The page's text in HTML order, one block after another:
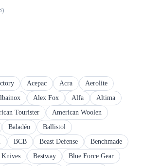
Acepac Acra
Aerolite
Alex Fox Alfa
Altima
Tourister
American Woolen
Baladéo
Ballistol
BCB Beast Defense
Benchmade
Knives Bestway
Blue Force Gear